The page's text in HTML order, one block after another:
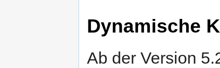
Dynamische
Ab der Version